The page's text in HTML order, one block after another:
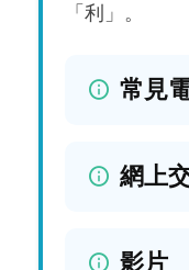
「利」。
常見
網上
影片